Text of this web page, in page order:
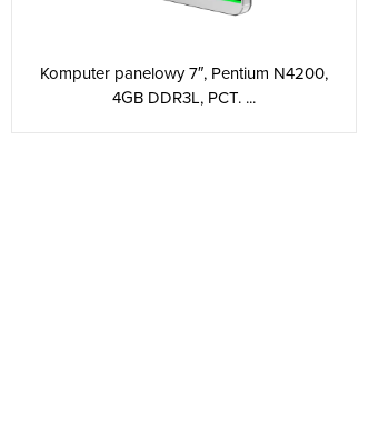
Komputer panelowy 7″, Pentium N4200,
4GB DDR3L, PCT. ...